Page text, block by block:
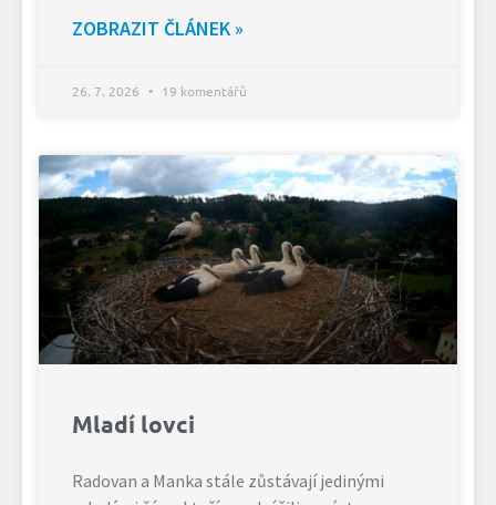
ZOBRAZIT ČLÁNEK »
26. 7. 2026 19 komentářů
Mladí lovci
Radovan a Manka stále zůstávají jedinými